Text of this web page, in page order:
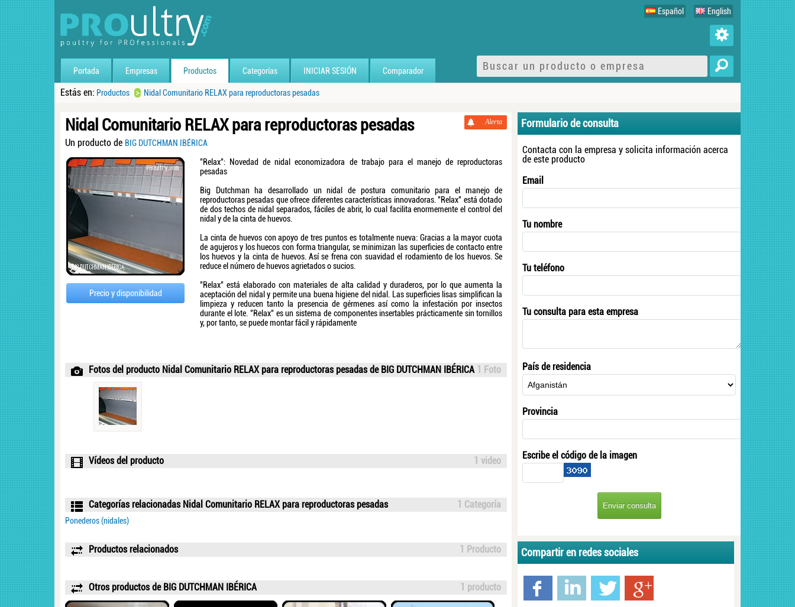
Portada Empresas Productos Categorías INICIAR SESIÓN Comparador
Español English
Estás en: Productos > Nidal Comunitario RELAX para reproductoras pesadas
Nidal Comunitario RELAX para reproductoras pesadas Alerta
Un producto de BIG DUTCHMAN IBÉRICA
Precio y disponibilidad
"Relax": Novedad de nidal economizadora de trabajo para el manejo de reproductoras
pesadas
Big Dutchman ha desarrollado un nidal de postura comunitario para el manejo de
reproductoras pesadas que ofrece diferentes características innovadoras. "Relax" está dotado
de dos techos de nidal separados, fáciles de abrir, lo cual facilita enormemente el control del
nidal y de la cinta de huevos.
La cinta de huevos con apoyo de tres puntos es totalmente nueva: Gracias a la mayor cuota
de agujeros y los huecos con forma triangular, se minimizan las superficies de contacto entre
los huevos y la cinta de huevos. Así se frena con suavidad el rodamiento de los huevos. Se
reduce el número de huevos agrietados o sucios.
"Relax" está elaborado con materiales de alta calidad y duraderos, por lo que aumenta la
aceptación del nidal y permite una buena higiene del nidal. Las superficies lisas simplifican la
limpieza y reducen tanto la presencia de gérmenes así como la infestación por insectos
durante el lote. "Relax" es un sistema de componentes insertables prácticamente sin tornillos
y, por tanto, se puede montar fácil y rápidamente
Fotos del producto Nidal Comunitario RELAX para reproductoras pesadas de BIG DUTCHMAN IBÉRICA 1 Foto
Vídeos del producto 1 video
Categorías relacionadas Nidal Comunitario RELAX para reproductoras pesadas 1 Categoría
Ponederos (nidales)
Productos relacionados 1 Producto
Otros productos de BIG DUTCHMAN IBÉRICA 1 producto
Formulario de consulta
Contacta con la empresa y solicita información acerca
de este producto
Email
Tu nombre
Tu teléfono
Tu consulta para esta empresa
País de residencia
Provincia
Escribe el código de la imagen
Compartir en redes sociales